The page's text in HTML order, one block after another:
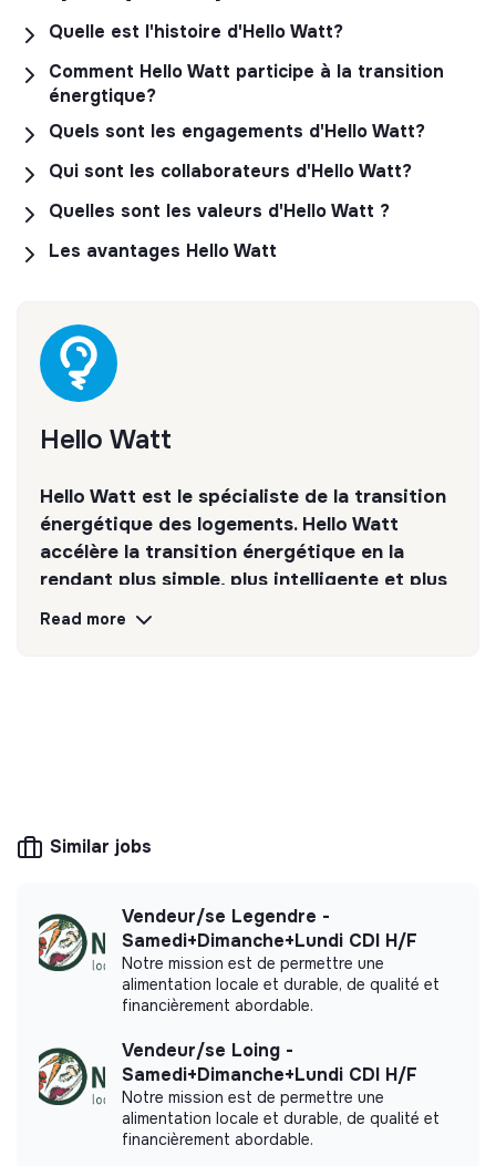
Quelle est l'histoire d'Hello Watt?
Comment Hello Watt participe à la transition
énergtique?
Quels sont les engagements d'Hello Watt?
Qui sont les collaborateurs d'Hello Watt?
Quelles sont les valeurs d'Hello Watt ?
Les avantages Hello Watt
Hello Watt
Hello Watt est le spécialiste de la transition
énergétique des logements. Hello Watt
accélère la transition énergétique en la
rendant plus simple, plus intelligente et plus
accessible.
More information
Website
Company
employees
Impact study
Read more
Similar jobs
Vendeur/se Legendre -
Samedi+Dimanche+Lundi CDI H/F
Notre mission est de permettre une
alimentation locale et durable, de qualité et
financièrement abordable.
Vendeur/se Loing -
Samedi+Dimanche+Lundi CDI H/F
Notre mission est de permettre une
alimentation locale et durable, de qualité et
financièrement abordable.